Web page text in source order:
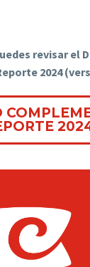
revisar el
2024